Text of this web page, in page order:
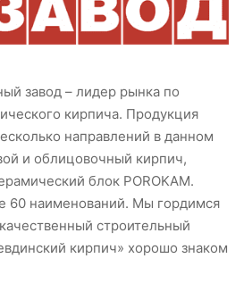
завод – лидер рынка по
кирпича. Продукция
направлений в данном
и облицовочный кирпич,
блок POROKAM.
60 наименований. Мы гордимся
строительный
кирпич» хорошо знаком